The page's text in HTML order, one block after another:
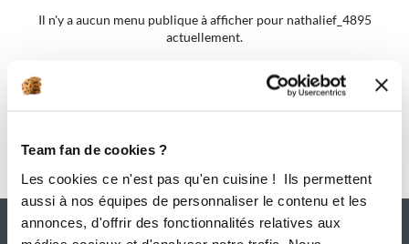
Team fan de cookies ?
Les cookies ce n'est pas qu'en cuisine ! Ils permettent
aussi à nos équipes de personnaliser le contenu et les
annonces, d'offrir des fonctionnalités relatives aux
Il n'y a aucun menu publique à afficher pour nathalief_4895
actuellement.